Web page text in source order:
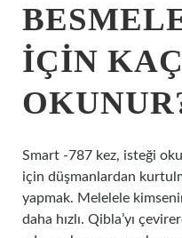
IÇIN
Smart -787 kez, isteği
için düşmanlardan
yapmak. Melelele
daha hızlı. Qibla’yı